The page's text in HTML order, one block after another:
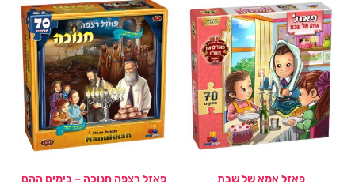
פאזל אמא של שבת
פאזל רצפה חנוכה – בימים ההם